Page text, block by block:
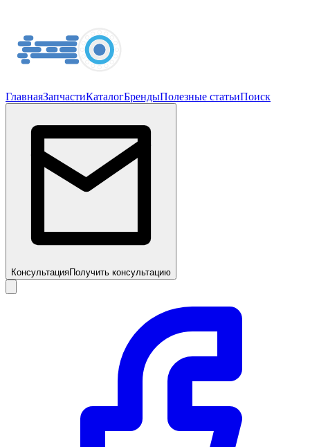
ГлавнаяЗапчастиКаталогБрендыПолезные статьиПоиск
КонсультацияПолучить консультацию